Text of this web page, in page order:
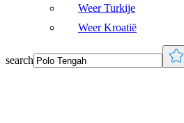
Weer Turkije
Weer Kroatië
search